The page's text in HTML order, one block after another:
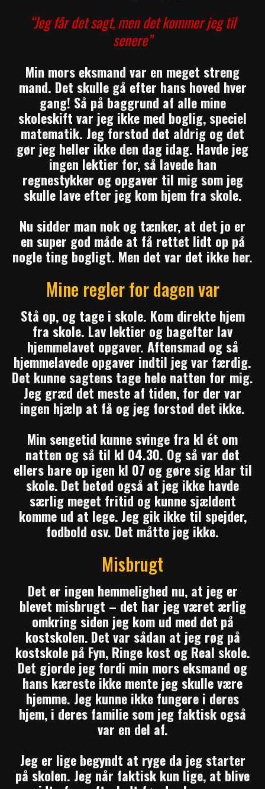
“Jeg får det sagt, men det kommer jeg til
senere”
Min mors eksmand var en meget streng
mand. Det skulle gå efter hans hoved hver
gang! Så på baggrund af alle mine
skoleskift var jeg ikke med boglig, speciel
matematik. Jeg forstod det aldrig og det
gør jeg heller ikke den dag idag. Havde jeg
ingen lektier for, så lavede han
regnestykker og opgaver til mig som jeg
skulle lave efter jeg kom hjem fra skole.
Nu sidder man nok og tænker, at det jo er
en super god måde at få rettet lidt op på
nogle ting bogligt. Men det var det ikke her.
Mine regler for dagen var
Stå op, og tage i skole. Kom direkte hjem
fra skole. Lav lektier og bagefter lav
hjemmelavet opgaver. Aftensmad og så
hjemmelavede opgaver indtil jeg var færdig.
Det kunne sagtens tage hele natten for mig.
Jeg græd det meste af tiden, for der var
ingen hjælp at få og jeg forstod det ikke.
Min sengetid kunne svinge fra kl ét om
natten og så til kl 04.30. Og så var det
ellers bare op igen kl 07 og gøre sig klar til
skole. Det betød også at jeg ikke havde
særlig meget fritid og kunne sjældent
komme ud at lege. Jeg gik ikke til spejder,
fodbold osv. Det måtte jeg ikke.
Misbrugt
Det er ingen hemmelighed nu, at jeg er
blevet misbrugt – det har jeg været ærlig
omkring siden jeg kom ud med det på
kostskolen. Det var sådan at jeg røg på
kostskole på Fyn, Ringe kost og Real skole.
Det gjorde jeg fordi min mors eksmand og
hans kæreste ikke mente jeg skulle være
hjemme. Jeg kunne ikke fungere i deres
hjem, i deres familie som jeg faktisk også
var en del af.
Jeg er lige begyndt at ryge da jeg starter
på skolen. Jeg når faktisk kun lige, at blive